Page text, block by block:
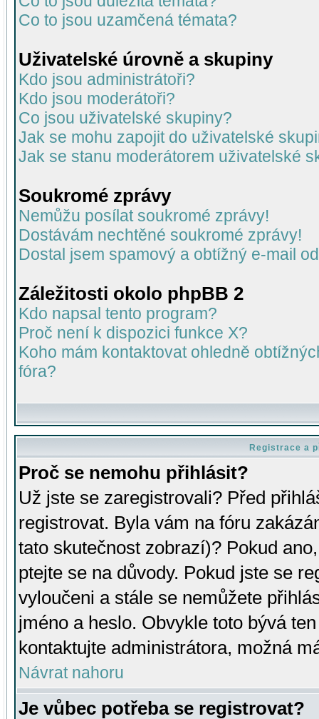
Co to jsou uzamčená témata?
Uživatelské úrovně a skupiny
Kdo jsou administrátoři?
Kdo jsou moderátoři?
Co jsou uživatelské skupiny?
Jak se mohu zapojit do uživatelské
Jak se stanu moderátorem uživatelské
Soukromé zprávy
Nemůžu posílat soukromé zprávy!
Dostávám nechtěné soukromé zprávy!
Dostal jsem spamový a obtížný e-mail
Záležitosti okolo phpBB 2
Kdo napsal tento program?
Proč není k dispozici funkce X?
Koho mám kontaktovat ohledně
fóra?
Registrace a
Proč se nemohu přihlásit?
Už jste se zaregistrovali? Před
registrovat. Byla vám na fóru
tato skutečnost zobrazí)? Pokud
ptejte se na důvody. Pokud jste se
vyloučeni a stále se nemůžete
jméno a heslo. Obvykle toto bývá
kontaktujte administrátora, možná
Návrat nahoru
Je vůbec potřeba se registrovat?